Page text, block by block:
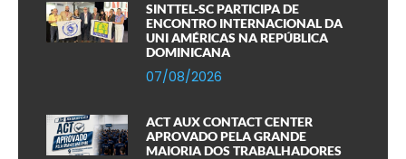
SINTTEL-SC PARTICIPA DE
ENCONTRO INTERNACIONAL DA
UNI AMÉRICAS NA REPÚBLICA
DOMINICANA
07/08/2026
ACT AUX CONTACT CENTER
APROVADO PELA GRANDE
MAIORIA DOS TRABALHADORES